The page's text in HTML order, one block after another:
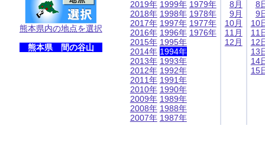
熊本県内の地点を選択
熊本県 間の谷山
2019年
2018年
2017年
2016年
2015年
2014年
2013年
2012年
2011年
2010年
2009年
2008年
2007年
1999年
1998年
1997年
1996年
1995年
1994年
1993年
1992年
1991年
1990年
1989年
1988年
1987年
1979年
1978年
1977年
1976年
8月
9月
10月
11月
12月
8
9
10
11
12
13
14
15